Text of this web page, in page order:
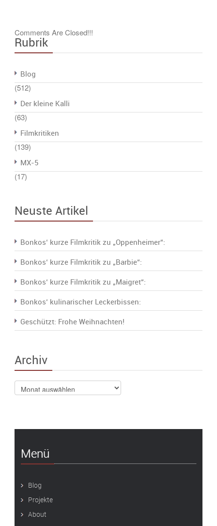
Comments Are Closed!!!
Rubrik
Blog
(512)
Der kleine Kalli
(63)
Filmkritiken
(139)
MX-5
(17)
Neuste Artikel
Bonkos‘ kurze Filmkritik zu „Oppenheimer“:
Bonkos‘ kurze Filmkritik zu „Barbie“:
Bonkos‘ kurze Filmkritik zu „Maigret“:
Bonkos‘ kulinarischer Leckerbissen:
Geschützt: Frohe Weihnachten!
Archiv
Archiv
Menü
Blog
Projekte
About